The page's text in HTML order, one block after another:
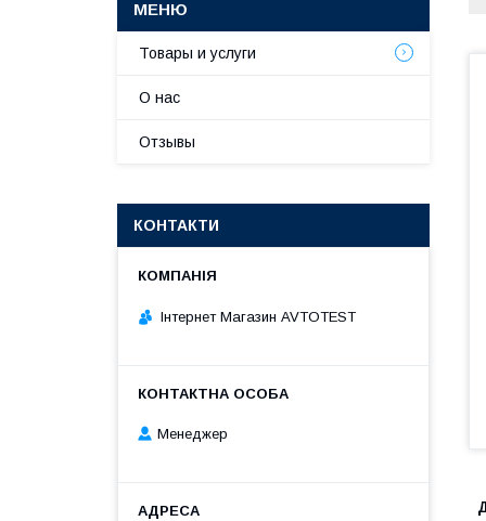
Товары и услуги
О нас
Отзывы
КОНТАКТИ
Інтернет Магазин AVTOTEST
Менеджер